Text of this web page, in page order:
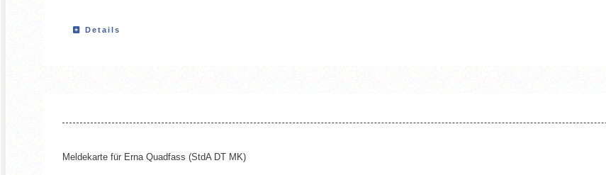
Details
Meldekarte für Erna Quadfass (StdA DT MK)